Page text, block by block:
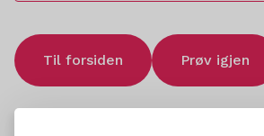
Til forsiden Prøv igjen